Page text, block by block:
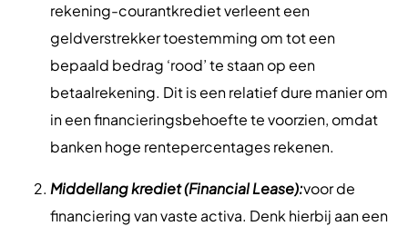
rekening-courantkrediet verleent een
geldverstrekker toestemming om tot een
bepaald bedrag ‘rood’ te staan op een
betaalrekening. Dit is een relatief dure manier om
in een financieringsbehoefte te voorzien, omdat
banken hoge rentepercentages rekenen.
Middellang krediet (Financial Lease):voor de
financiering van vaste activa. Denk hierbij aan een